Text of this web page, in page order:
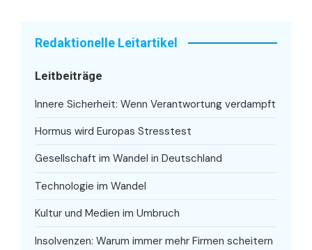
Redaktionelle Leitartikel
Leitbeiträge
Innere Sicherheit: Wenn Verantwortung verdampft
Hormus wird Europas Stresstest
Gesellschaft im Wandel in Deutschland
Technologie im Wandel
Kultur und Medien im Umbruch
Insolvenzen: Warum immer mehr Firmen scheitern